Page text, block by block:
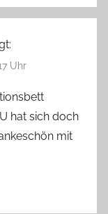
Uhr
hat sich doch
mit